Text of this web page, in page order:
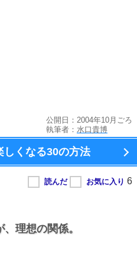
公開日：2004年10月ごろ
執筆者： 水口貴博
しくなる30の方法
理想の関係。